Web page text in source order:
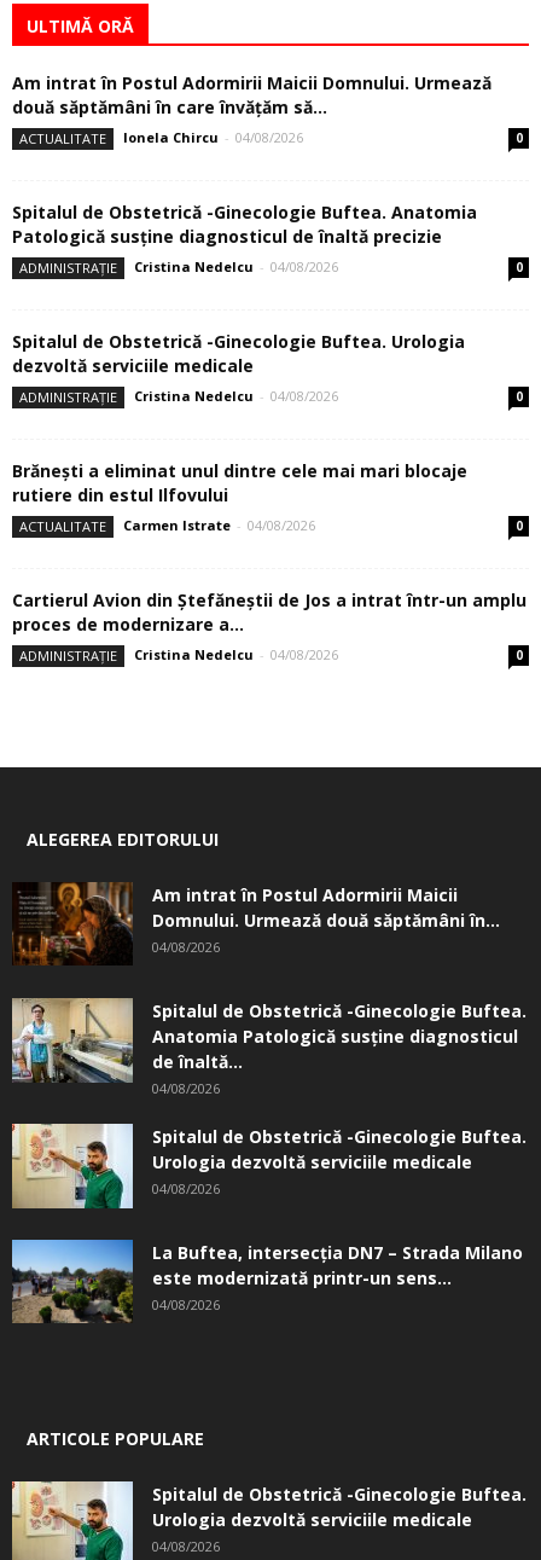
ULTIMĂ ORĂ
Am intrat în Postul Adormirii Maicii Domnului. Urmează
două săptămâni în care învăţăm să...
ACTUALITATE Ionela Chircu - 04/08/2026 0
Spitalul de Obstetrică -Ginecologie Buftea. Anatomia
Patologică susţine diagnosticul de înaltă precizie
ADMINISTRAȚIE Cristina Nedelcu - 04/08/2026 0
Spitalul de Obstetrică -Ginecologie Buftea. Urologia
dezvoltă serviciile medicale
ADMINISTRAȚIE Cristina Nedelcu - 04/08/2026 0
Brănești a eliminat unul dintre cele mai mari blocaje
rutiere din estul Ilfovului
ACTUALITATE Carmen Istrate - 04/08/2026 0
Cartierul Avion din Ştefăneştii de Jos a intrat într-un amplu
proces de modernizare a...
ADMINISTRAȚIE Cristina Nedelcu - 04/08/2026 0
ALEGEREA EDITORULUI
Am intrat în Postul Adormirii Maicii
Domnului. Urmează două săptămâni în...
04/08/2026
Spitalul de Obstetrică -Ginecologie Buftea.
Anatomia Patologică susţine diagnosticul
de înaltă...
04/08/2026
Spitalul de Obstetrică -Ginecologie Buftea.
Urologia dezvoltă serviciile medicale
04/08/2026
La Buftea, intersecţia DN7 – Strada Milano
este modernizată printr-un sens...
04/08/2026
ARTICOLE POPULARE
Spitalul de Obstetrică -Ginecologie Buftea.
Urologia dezvoltă serviciile medicale
04/08/2026